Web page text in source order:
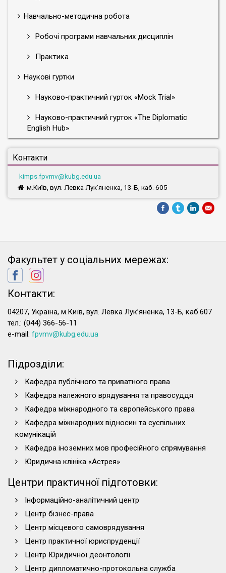
Навчально-методична робота
Робочі програми навчальних дисциплін
Практика
Наукові гуртки
Науково-практичний гурток «Mock Trial»
Науково-практичний гурток «The Diplomatic
English Hub»
Контакти
kimps.fpvmv@kubg.edu.ua
м.Київ, вул. Левка Лук’яненка, 13-Б, каб. 605
Факультет у соціальних мережах:
Контакти:
04207, Україна, м.Київ, вул. Левка Лук’яненка, 13-Б, каб.607
тел.: (044) 366-56-11
e-mail: fpvmv@kubg.edu.ua
Підрозділи:
Кафедра публічного та приватного права
Кафедра належного врядування та правосуддя
Кафедра міжнародного та європейського права
Кафедра міжнародних відносин та суспільних
комунікацій
Кафедра іноземних мов професійного спрямування
Юридична клініка «Астрея»
Центри практичної підготовки:
Інформаційно-аналітичний центр
Центр бізнес-права
Центр місцевого самоврядування
Центр практичної юриспруденції
Центр Юридичної деонтології
Центр дипломатично-протокольна служба